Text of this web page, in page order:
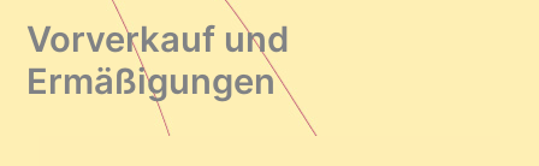
Vorverkauf und
Ermäßigungen